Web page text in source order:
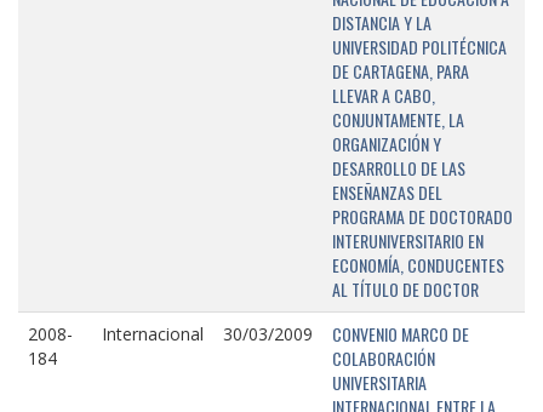
DISTANCIA Y LA
UNIVERSIDAD POLITÉCNICA
DE CARTAGENA, PARA
LLEVAR A CABO,
CONJUNTAMENTE, LA
ORGANIZACIÓN Y
DESARROLLO DE LAS
ENSEÑANZAS DEL
PROGRAMA DE DOCTORADO
INTERUNIVERSITARIO EN
ECONOMÍA, CONDUCENTES
AL TÍTULO DE DOCTOR
2008-
184
Internacional 30/03/2009
CONVENIO MARCO DE
COLABORACIÓN
UNIVERSITARIA
INTERNACIONAL ENTRE LA